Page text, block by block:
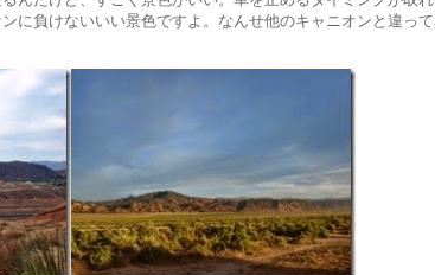
に負けないいい景色ですよ。なんせ他のキャニオンと違っ